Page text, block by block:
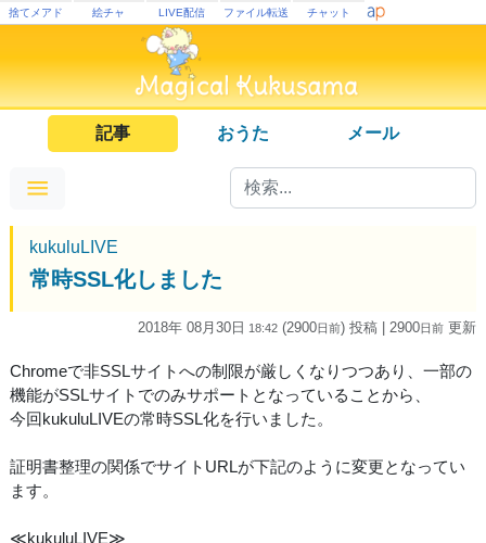
捨てメアド 絵チャ LIVE配信 ファイル転送 チャット
記事 おうた メール
kukuluLIVE
常時SSL化しました
2018年 08月30日 18:42 (2900日前) 投稿 | 2900日前 更新
Chromeで非SSLサイトへの制限が厳しくなりつつあり、一部の
機能がSSLサイトでのみサポートとなっていることから、
今回kukuluLIVEの常時SSL化を行いました。
証明書整理の関係でサイトURLが下記のように変更となってい
ます。
≪kukuluLIVE≫